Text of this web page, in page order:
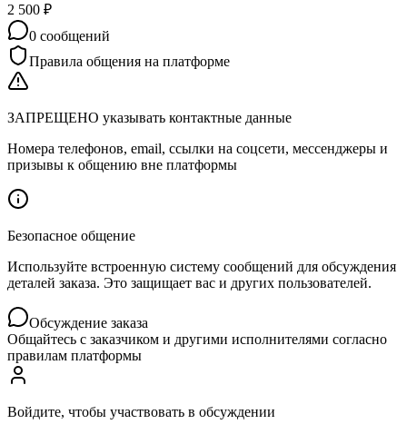
2 500 ₽
0 сообщений
Правила общения на платформе
ЗАПРЕЩЕНО указывать контактные данные
Номера телефонов, email, ссылки на соцсети, мессенджеры и
призывы к общению вне платформы
Безопасное общение
Используйте встроенную систему сообщений для обсуждения
деталей заказа. Это защищает вас и других пользователей.
Обсуждение заказа
Общайтесь с заказчиком и другими исполнителями согласно
правилам платформы
Войдите, чтобы участвовать в обсуждении